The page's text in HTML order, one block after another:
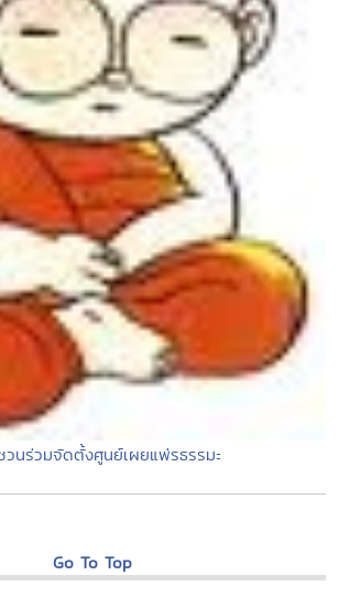
นร่วมจัดตั้งศูนย์เผยแพ่รธรรมะ
Go To Top